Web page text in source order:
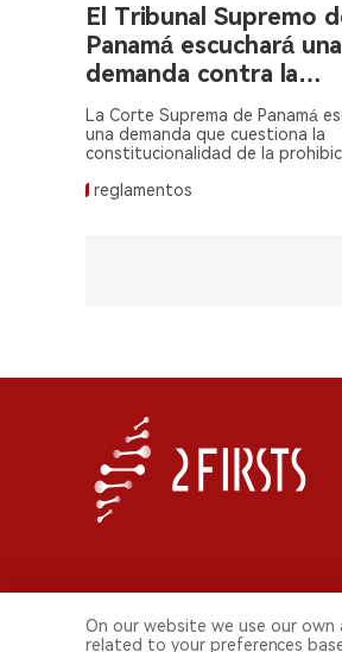
El Tribunal Supremo
Panamá escuchará una
demanda contra la
prohibición de los
electrónicos.
La Corte Suprema de Panamá
una demanda que cuestiona la
constitucionalidad de la
calentado, considerada como
reglamentos
On our website we use our
related to your preferences